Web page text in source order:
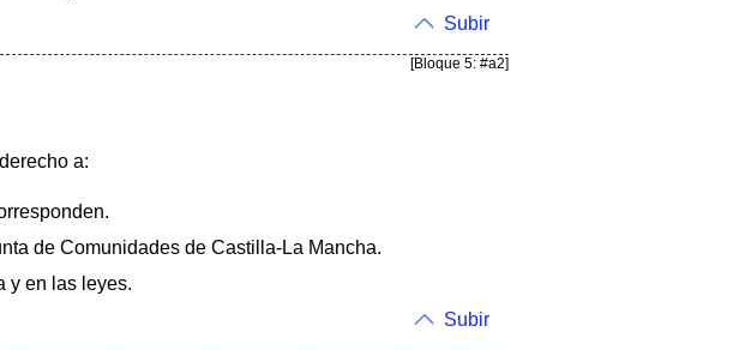
Subir
[Bloque 5: #a2]
a:
de Comunidades de Castilla-La Mancha.
y en las leyes.
Subir